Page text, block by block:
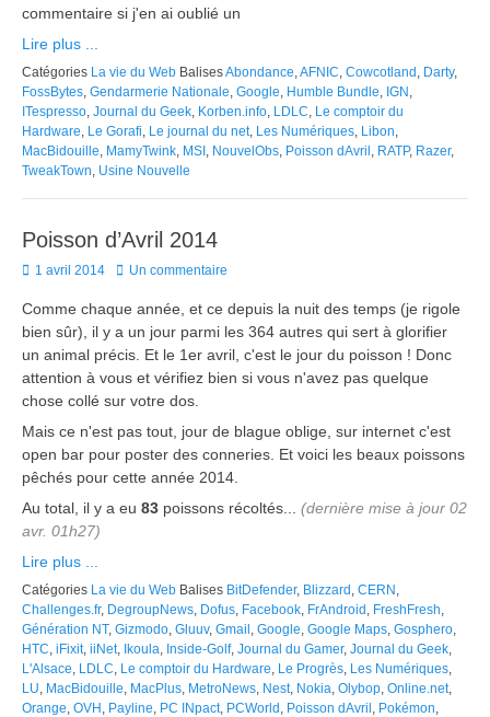
commentaire si j'en ai oublié un
Lire plus ...
Catégories La vie du Web BalisesAbondance,AFNIC, Cowcotland , Darty,
FossBytes, Gendarmerie Nationale, Google, Humble Bundle, IGN ,
ITespresso, Journal du Geek, Korben.info, LDLC, Le comptoir du
Hardware, Le Gorafi, Le journal du net, Les Numériques, Libon,
MacBidouille, MamyTwink, MSI , NouvelObs, Poisson dAvril , RATP, Razer,
TweakTown, Usine Nouvelle
Poisson d’Avril 2014
Posted
1 avril 2014 Un commentaire
Comme chaque année, et ce depuis la nuit des temps (je rigole
bien sûr), il y a un jour parmi les 364 autres qui sert à glorifier
un animal précis. Et le 1er avril, c'est le jour du poisson ! Donc
attention à vous et vérifiez bien si vous n'avez pas quelque
chose collé sur votre dos.
Mais ce n'est pas tout, jour de blague oblige, sur internet c'est
open bar pour poster des conneries. Et voici les beaux poissons
pêchés pour cette année 2014.
Au total, il y a eu 83 poissons récoltés... (dernière mise à jour 02
avr. 01h27)
Lire plus ...
Catégories La vie du Web Balises BitDefender, Blizzard , CERN ,
Challenges.fr, DegroupNews, Dofus, Facebook, FrAndroid , FreshFresh,
Génération NT, Gizmodo, Gluuv, Gmail , Google, Google Maps, Gosphero,
HTC, iFixit, iiNet, Ikoula, Inside-Golf, Journal du Gamer, Journal du Geek,
L'Alsace, LDLC, Le comptoir du Hardware, Le Progrès, Les Numériques,
LU, MacBidouille, MacPlus, MetroNews, Nest, Nokia, Olybop, Online.net,
Orange, OVH , Payline, PC INpact, PCWorld , Poisson dAvril , Pokémon,